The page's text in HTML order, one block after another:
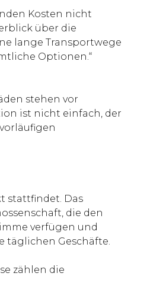
Kosten nicht
über die
lange Transportwege
Optionen.“
stehen vor
ist nicht einfach, der
stattfindet. Das
die den
verfügen und
täglichen Geschäfte.
zählen die